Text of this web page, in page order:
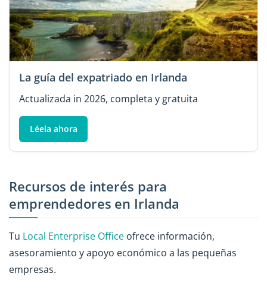
La guía del expatriado en Irlanda
Actualizada in 2026, completa y gratuita
Léela ahora
Recursos de interés para
emprendedores en Irlanda
Tu Local Enterprise Office ofrece información,
asesoramiento y apoyo económico a las pequeñas
empresas.